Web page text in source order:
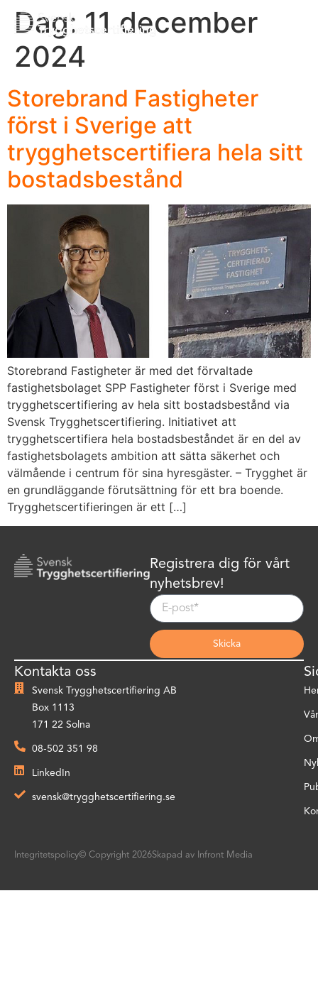
Dag: 11 december
2024
Storebrand Fastigheter
först i Sverige att
trygghetscertifiera hela sitt
bostadsbestånd
Storebrand Fastigheter är med det förvaltade
fastighetsbolaget SPP Fastigheter först i Sverige med
trygghetscertifiering av hela sitt bostadsbestånd via
Svensk Trygghetscertifiering. Initiativet att
trygghetscertifiera hela bostadsbeståndet är en del av
fastighetsbolagets ambition att sätta säkerhet och
välmående i centrum för sina hyresgäster. – Trygghet är
en grundläggande förutsättning för ett bra boende.
Trygghetscertifieringen är ett […]
Registrera dig för vårt
nyhetsbrev!
Skicka
Kontakta oss
Svensk Trygghetscertifiering AB
Box 1113
171 22 Solna
08-502 351 98
LinkedIn
svensk@trygghetscertifiering.se
Integritetspolicy© Copyright 2026Skapad av Infront Media